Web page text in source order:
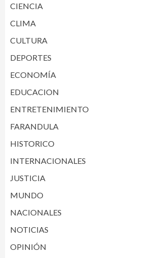
CIENCIA
CLIMA
CULTURA
DEPORTES
ECONOMÍA
EDUCACION
ENTRETENIMIENTO
FARANDULA
HISTORICO
INTERNACIONALES
JUSTICIA
MUNDO
NACIONALES
NOTICIAS
OPINIÓN